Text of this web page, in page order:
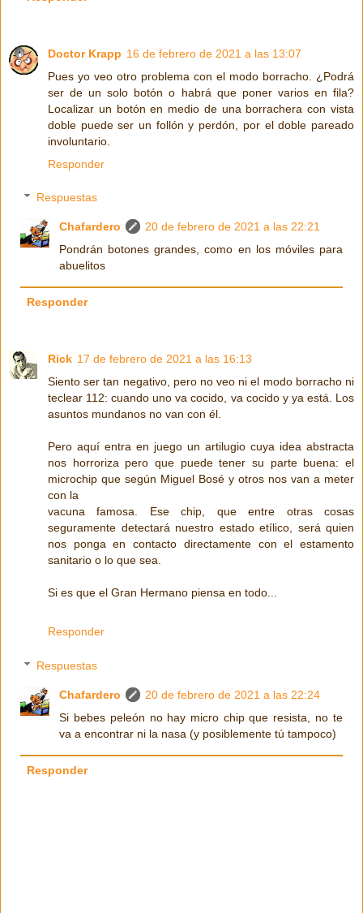
Doctor Krapp 16 de febrero de 2021 a las 13:07
Pues yo veo otro problema con el modo borracho. ¿Podrá
ser de un solo botón o habrá que poner varios en fila?
Localizar un botón en medio de una borrachera con vista
doble puede ser un follón y perdón, por el doble pareado
involuntario.
Responder
Respuestas
Chafardero
20 de febrero de 2021 a las 22:21
Pondrán botones grandes, como en los móviles para
abuelitos
Responder
Rick 17 de febrero de 2021 a las 16:13
Siento ser tan negativo, pero no veo ni el modo borracho ni
teclear 112: cuando uno va cocido, va cocido y ya está. Los
asuntos mundanos no van con él.
Pero aquí entra en juego un artilugio cuya idea abstracta
nos horroriza pero que puede tener su parte buena: el
microchip que según Miguel Bosé y otros nos van a meter
con la
vacuna famosa. Ese chip, que entre otras cosas
seguramente detectará nuestro estado etílico, será quien
nos ponga en contacto directamente con el estamento
sanitario o lo que sea.
Si es que el Gran Hermano piensa en todo...
Responder
Respuestas
Chafardero
20 de febrero de 2021 a las 22:24
Si bebes peleón no hay micro chip que resista, no te
va a encontrar ni la nasa (y posiblemente tú tampoco)
Responder